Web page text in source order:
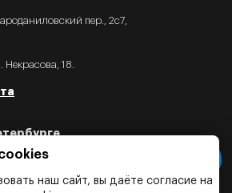
пер., 2с7,
18.
Cookies
наш сайт, вы даёте согласие на